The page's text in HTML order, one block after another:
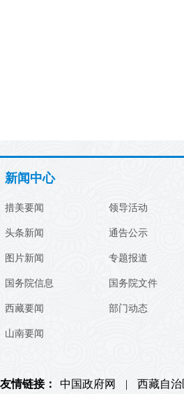
新闻中心
措美要闻
头条新闻
图片新闻
国务院信息
西藏要闻
山南要闻
领导活动
通告公示
专题报道
国务院文件
部门动态
友情链接： 中国政府网 | 西藏自治